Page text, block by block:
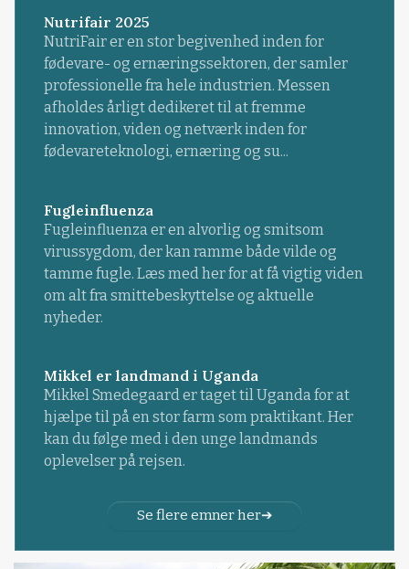
Nutrifair 2025
NutriFair er en stor begivenhed inden for
fødevare- og ernæringssektoren, der samler
professionelle fra hele industrien. Messen
afholdes årligt dedikeret til at fremme
innovation, viden og netværk inden for
fødevareteknologi, ernæring og su...
Fugleinfluenza
Fugleinfluenza er en alvorlig og smitsom
virussygdom, der kan ramme både vilde og
tamme fugle. Læs med her for at få vigtig viden
om alt fra smittebeskyttelse og aktuelle
nyheder.
Mikkel er landmand i Uganda
Mikkel Smedegaard er taget til Uganda for at
hjælpe til på en stor farm som praktikant. Her
kan du følge med i den unge landmands
oplevelser på rejsen.
Se flere emner her